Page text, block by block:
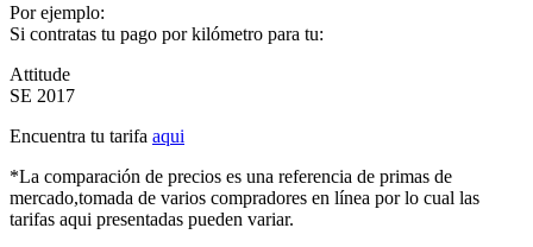
Por ejemplo:
Si contratas tu pago por kilómetro para tu:
Attitude
SE 2017
Encuentra tu tarifa aqui
*La comparación de precios es una referencia de primas de
mercado,tomada de varios compradores en línea por lo cual las
tarifas aqui presentadas pueden variar.